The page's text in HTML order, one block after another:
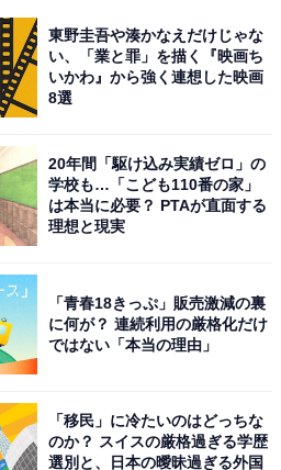
東野圭吾や湊かなえだけじゃな
い、「業と罪」を描く『映画ち
いかわ』から強く連想した映画
8選
20年間「駆け込み実績ゼロ」の
学校も…「こども110番の家」
は本当に必要？ PTAが直面する
理想と現実
「青春18きっぷ」販売激減の裏
に何が？ 連続利用の厳格化だけ
ではない「本当の理由」
「移民」に冷たいのはどっちな
のか？ スイスの厳格過ぎる学歴
選別と、日本の曖昧過ぎる外国